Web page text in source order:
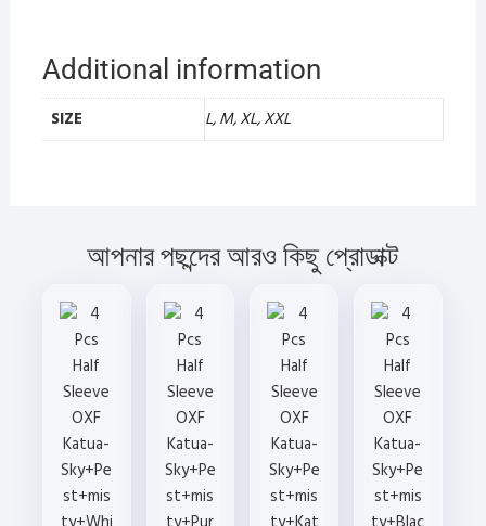
Additional information
SIZE L, M, XL, XXL
আপনার পছন্দের আরও কিছু প্রোডাক্ট